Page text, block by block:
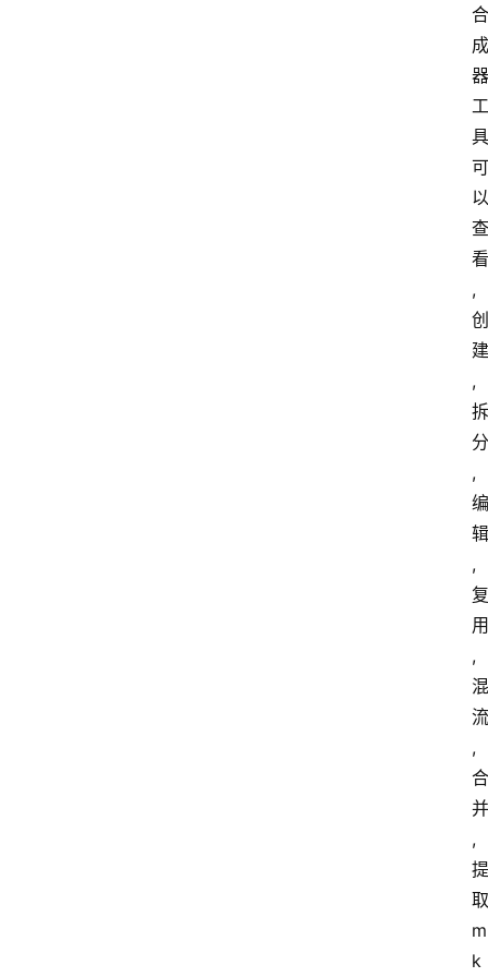
合
成
器
工
具
可
以
查
看
,
创
建
,
拆
分
,
编
辑
,
复
用
,
混
流
,
合
并
,
提
取
m
k